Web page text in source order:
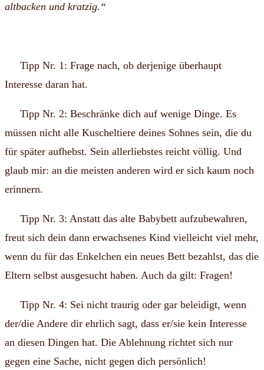
altbacken und kratzig.“
Tipp Nr. 1: Frage nach, ob derjenige überhaupt
Interesse daran hat.
Tipp Nr. 2: Beschränke dich auf wenige Dinge. Es
müssen nicht alle Kuscheltiere deines Sohnes sein, die du
für später aufhebst. Sein allerliebstes reicht völlig. Und
glaub mir: an die meisten anderen wird er sich kaum noch
erinnern.
Tipp Nr. 3: Anstatt das alte Babybett aufzubewahren,
freut sich dein dann erwachsenes Kind vielleicht viel mehr,
wenn du für das Enkelchen ein neues Bett bezahlst, das die
Eltern selbst ausgesucht haben. Auch da gilt: Fragen!
Tipp Nr. 4: Sei nicht traurig oder gar beleidigt, wenn
der/die Andere dir ehrlich sagt, dass er/sie kein Interesse
an diesen Dingen hat. Die Ablehnung richtet sich nur
gegen eine Sache, nicht gegen dich persönlich!